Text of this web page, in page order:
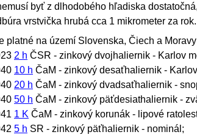
byť z dlhodobého hľadiska
vrstvička hrubá cca 1 mikrometer za rok.
platné na území Slovenska, Čiech a
2 h ČSR - zinkový dvojhaliernik - Karlov
10 h ČaM - zinkový desaťhaliernik -
20 h ČaM - zinkový dvadsaťhaliernik -
50 h ČaM - zinkový päťdesiathaliernik -
1 K ČaM - zinkový korunák - lipové
5 h SR - zinkový päťhaliernik - nominál;